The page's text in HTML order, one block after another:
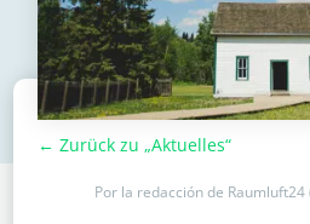
← Zurück zu „Aktuelles“
Por la redacción de